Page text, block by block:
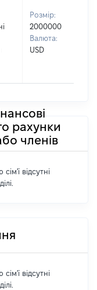
Розмір:
2000000
Валюта:
USD
рахунки
членів
відсутні
відсутні